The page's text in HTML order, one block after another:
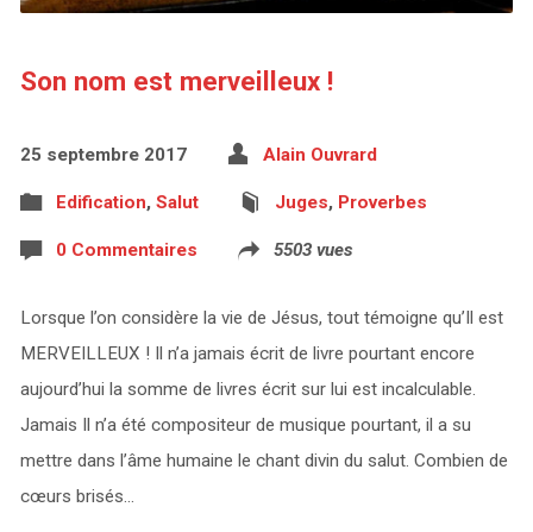
Son nom est merveilleux !
25 septembre 2017 Alain Ouvrard
Edification, Salut Juges, Proverbes
0 Commentaires 5503 vues
Lorsque l’on considère la vie de Jésus, tout témoigne qu’Il est
MERVEILLEUX ! Il n’a jamais écrit de livre pourtant encore
aujourd’hui la somme de livres écrit sur lui est incalculable.
Jamais Il n’a été compositeur de musique pourtant, il a su
mettre dans l’âme humaine le chant divin du salut. Combien de
cœurs brisés…